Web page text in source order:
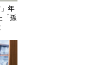
年
「孫